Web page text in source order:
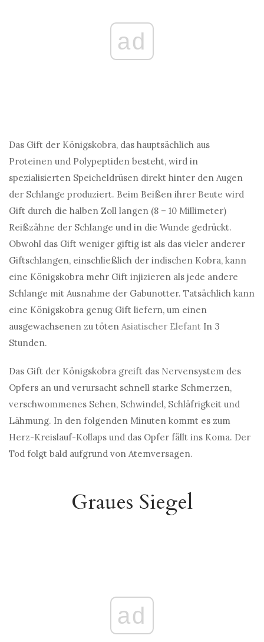
ad
Das Gift der Königskobra, das hauptsächlich aus
Proteinen und Polypeptiden besteht, wird in
spezialisierten Speicheldrüsen direkt hinter den Augen
der Schlange produziert. Beim Beißen ihrer Beute wird
Gift durch die halben Zoll langen (8 – 10 Millimeter)
Reißzähne der Schlange und in die Wunde gedrückt.
Obwohl das Gift weniger giftig ist als das vieler anderer
Giftschlangen, einschließlich der indischen Kobra, kann
eine Königskobra mehr Gift injizieren als jede andere
Schlange mit Ausnahme der Gabunotter. Tatsächlich kann
eine Königskobra genug Gift liefern, um einen
ausgewachsenen zu töten Asiatischer Elefant In 3
Stunden.
Das Gift der Königskobra greift das Nervensystem des
Opfers an und verursacht schnell starke Schmerzen,
verschwommenes Sehen, Schwindel, Schläfrigkeit und
Lähmung. In den folgenden Minuten kommt es zum
Herz-Kreislauf-Kollaps und das Opfer fällt ins Koma. Der
Tod folgt bald aufgrund von Atemversagen.
Graues Siegel
ad